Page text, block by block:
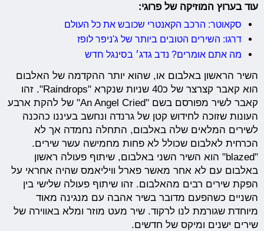
עוד בערוץ המוזיקה של פרוגי:
סקאוטר: הרכב הקאנטרי שכובש את כל העולם
דרגו: השירים הטובים ביותר של ג'ניפר לופז
מה אתם אומרים? נדב גדג׳ בסינגל חדש
השיר הראשון באלבום או, שהוא יותר ההקדמה של האלבום
הוא קאבר קצרצר של כ40 שניות שנקרא "Raindrops". זהו
קאבר לשיר מפורסם בשם "An Angel Cried" של להקת ארבע
העונות שזוכה לחידוש קטן של גרנדה ונחשב בעיננו כהכנה
לשירים המלאים שלה באלבום, התחלה נחמדה אך לא
הכרחית לאלבום שכולל לא פחות מחמישה עשר שירים.
"blazed" הוא השיר השני באלבום, שיתוף פעולה ראשון
באלבום עם לא אחר מאשר פארל וויליאמס שהיה אחראי על
הפקת שירים רבים מהאלבום. זהו שיתוף פעולה שלישי בין
השניים כשהפעם מדובר בשיר אהבה עם מנגינה מאוד
מיוחדת שגורמת לנו לרקוד. שיר מעט מוזר ומלא באווירה של
שירים ישנים ומיקס של חדשים.